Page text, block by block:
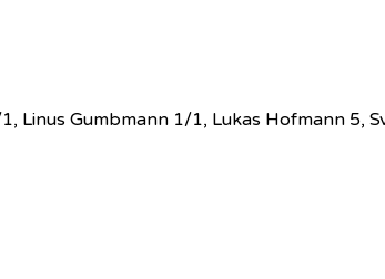
Linus Gumbmann 1/1, Lukas Hofmann 5,